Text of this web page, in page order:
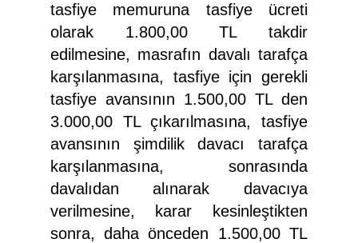
tasfiye memuruna tasfiye ücreti
olarak 1.800,00 TL takdir
edilmesine, masrafın davalı tarafça
karşılanmasına, tasfiye için gerekli
tasfiye avansının 1.500,00 TL den
3.000,00 TL çıkarılmasına, tasfiye
avansının şimdilik davacı tarafça
karşılanmasına, sonrasında
davalıdan alınarak davacıya
verilmesine, karar kesinleştikten
sonra, daha önceden 1.500,00 TL